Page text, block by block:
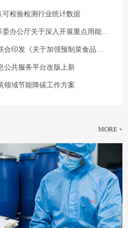
可检验检测行业统计数据
公共服务平台改版上新
领域节能降碳工作方案
MORE +